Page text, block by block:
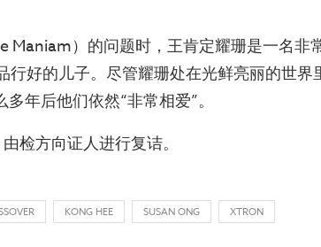
Maniam）的问题时，王肯定耀珊是一名非
行好的儿子。尽管耀珊处在光鲜亮丽的世界
年后他们依然“非常相爱”。
检方向证人进行复诘。
KONG HEE SUSAN ONG XTRON